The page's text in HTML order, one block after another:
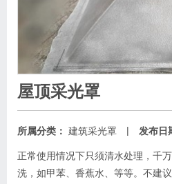
屋顶采光罩
所属分类： 建筑采光罩 | 发布日
正常使用情况下只须清水处理，千
洗，如甲苯、香蕉水、等等。不建